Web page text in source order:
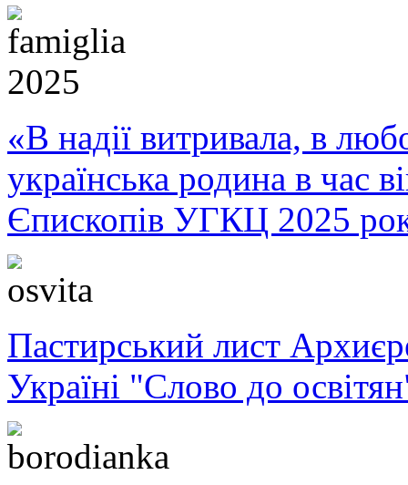
«В надії витривала, в
українська родина в час
Єпископів УГКЦ 2025
Пастирський лист
Україні "Слово до